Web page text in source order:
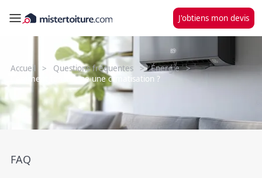
J'obtiens mon devis
Accueil Questions fréquentes
Énergie
Comment fonctionne une climatisation ?
FAQ